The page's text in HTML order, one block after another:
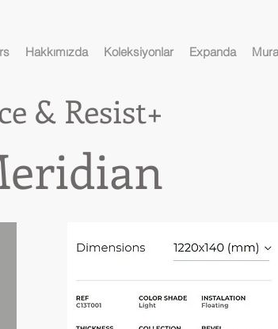
Hakkımızda Koleksiyonlar Expanda
& Resist+